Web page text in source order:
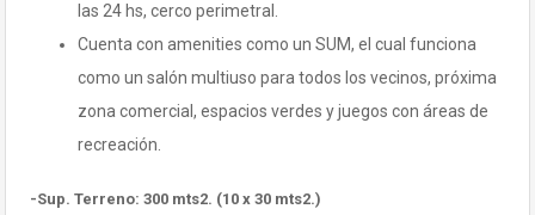
las 24 hs, cerco perimetral.
Cuenta con amenities como un SUM, el cual funciona
como un salón multiuso para todos los vecinos, próxima
zona comercial, espacios verdes y juegos con áreas de
recreación.
-Sup. Terreno: 300 mts2. (10 x 30 mts2.)